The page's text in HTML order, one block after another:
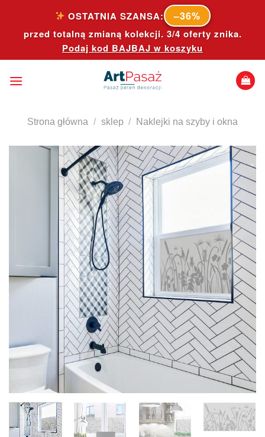
content
OSTATNIA SZANSA: –36%
przed totalną zmianą kolekcji. 3/4 oferty znika.
Podaj kod BAJBAJ w koszyku
Strona główna / sklep / Naklejki na szyby i okna